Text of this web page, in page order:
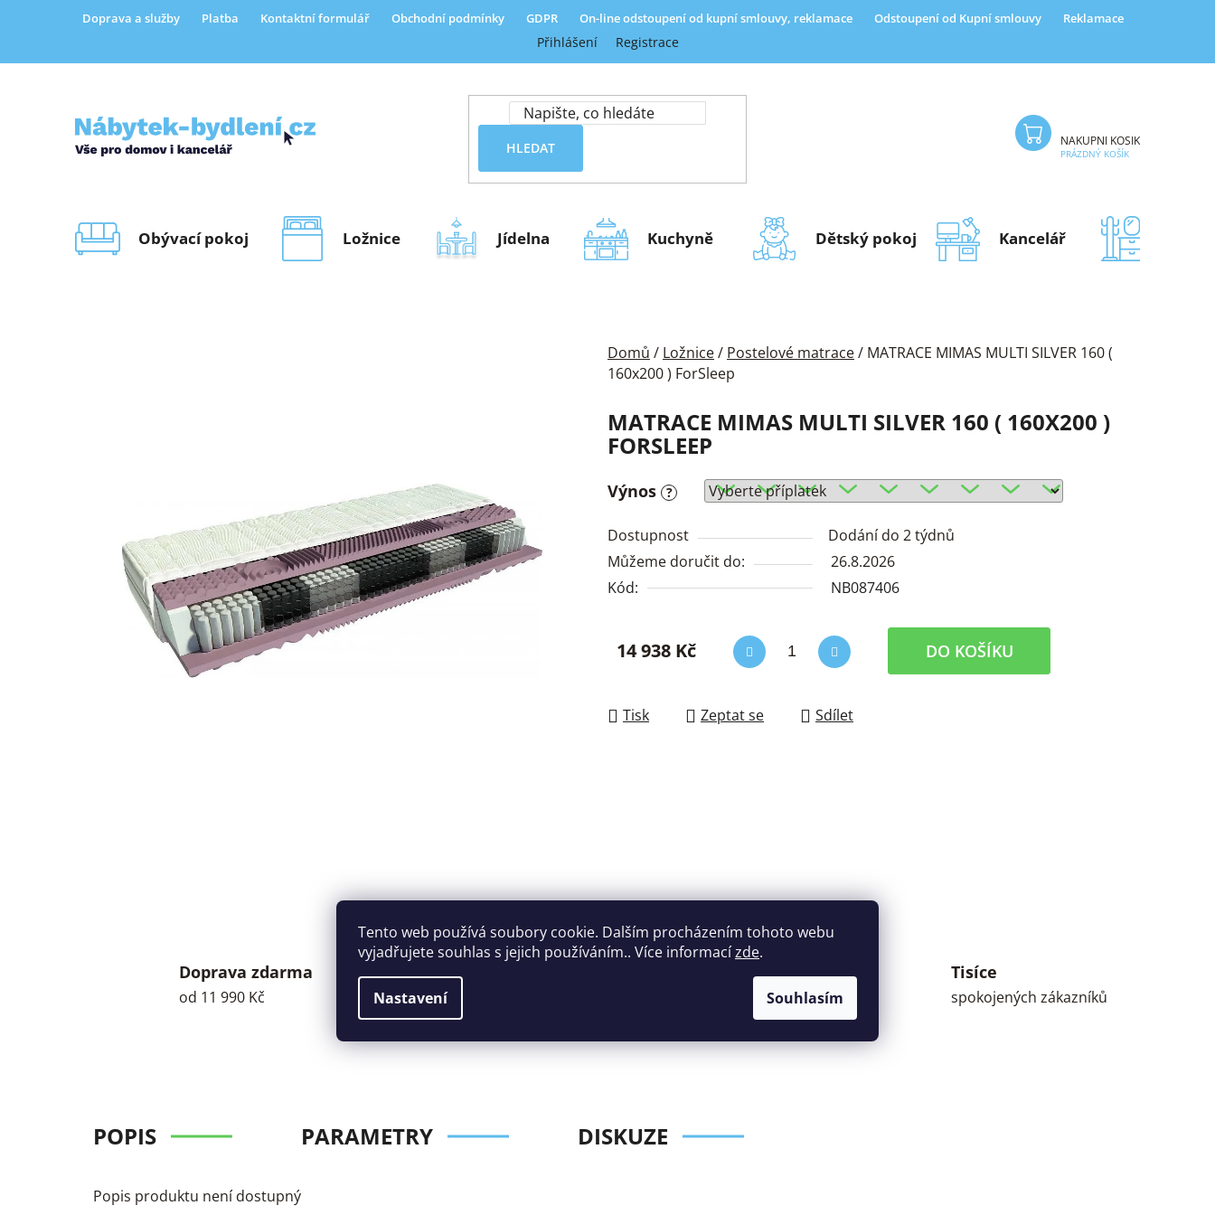
Tento web používá soubory cookie. Dalším procházením tohoto webu
vyjadřujete souhlas s jejich používáním.. Více informacízde.
Nastavení Souhlasím
Doprava a služby Platba Kontaktní formulář Obchodní podmínky GDPR On-line odstoupení od kupní smlouvy, reklamace Odstoupení od Kupní smlouvy Reklamace
Přihlášení Registrace
HLEDAT NÁKUPNÍ KOŠÍK
PRÁZDNÝ KOŠÍK
Obývací pokoj Ložnice Jídelna Kuchyně Dětský pokoj Kancelář
Domů / Ložnice/ Postelové matrace/ MATRACE MIMAS MULTI SILVER 160 (
160x200 ) ForSleep
MATRACE MIMAS MULTI SILVER 160 ( 160X200 )
FORSLEEP
Výnos ?
Dostupnost
Dodání do 2 týdnů
Můžeme doručit do:
26.8.2026
Kód:
NB087406
14 938 Kč DO KOŠÍKU
Tisk Zeptat se Sdílet
Doprava zdarma
od 11 990 Kč
Perfektní
zákaznická podpora
Široký výběr
nábytku za rozumné
Tisíce
spokojených zákazníků
POPIS PARAMETRY DISKUZE
Popis produktu není dostupný